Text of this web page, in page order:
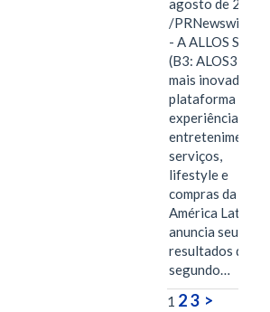
agosto de 2026
/PRNewswire/ -
- A ALLOS S.A.
(B3: ALOS3), a
mais inovadora
plataforma de
experiências,
entretenimento,
serviços,
lifestyle e
compras da
América Latina
anuncia seus
resultados do
segundo…
1 23 >